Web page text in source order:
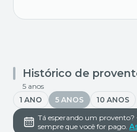
Histórico de
5 anos
1 ANO
5 ANOS
10 ANOS
Tá esperando um
sempre que você for pago.